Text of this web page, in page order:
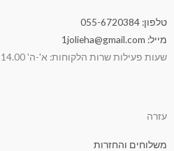
טלפון: 055-6720384
מייל: 1jolieha@gmail.com
שעות פעילות שרות הלקוחות: א'-ה' 09.00-14.00
עזרה
משלוחים והחזרות